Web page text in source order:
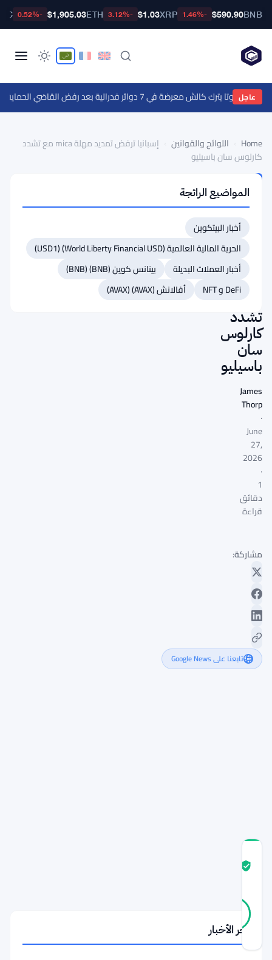
BNB
$590.90
-1.46%
XRP
$1.03
-3.12%
ETH
$1,905.03
-0.52%
عاجل
يترك كالش معرضة في 7 دوائر فدرالية بعد رفض القاضي الحماية الفدرالية
Home اللوائح والقوانين
إسبانيا ترفض تمديد مهلة mica مع تشدد
كارلوس سان باسيليو
والقوانين
إسبانيا
ترفض
تمديد
مهلة
mica
تشدد
كارلوس
سان
باسيليو
James
Thorp
·
June
27,
2026
·
1
دقائق
قراءة
مشاركة:
تابعنا على Google News
المواضيع الرائجة
أخبار البيتكوين
الحرية المالية العالمية (World Liberty Financial USD) (USD1)
أخبار العملات البديلة
بينانس كوين (BNB) (BNB)
DeFi و NFT
أفالانش (AVAX) (AVAX)
آخر الأخبار